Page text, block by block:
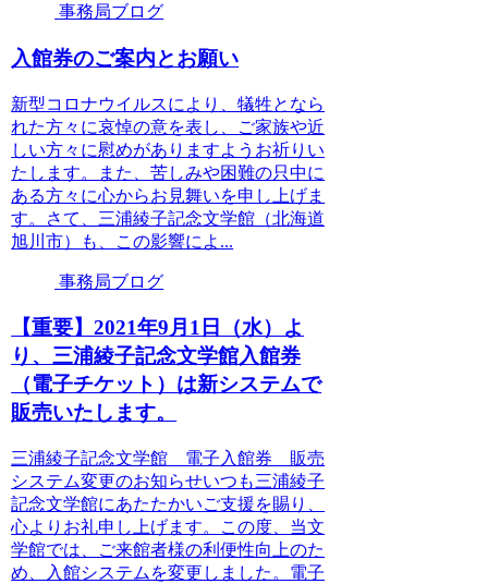
事務局ブログ
入館券のご案内とお願い
新型コロナウイルスにより、犠牲となら
れた方々に哀悼の意を表し、ご家族や近
しい方々に慰めがありますようお祈りい
たします。また、苦しみや困難の只中に
ある方々に心からお見舞いを申し上げま
す。さて、三浦綾子記念文学館（北海道
旭川市）も、この影響によ...
事務局ブログ
【重要】2021年9月1日（水）よ
り、三浦綾子記念文学館入館券
（電子チケット）は新システムで
販売いたします。
三浦綾子記念文学館 電子入館券 販売
システム変更のお知らせいつも三浦綾子
記念文学館にあたたかいご支援を賜り、
心よりお礼申し上げます。この度、当文
学館では、ご来館者様の利便性向上のた
め、入館システムを変更しました。電子